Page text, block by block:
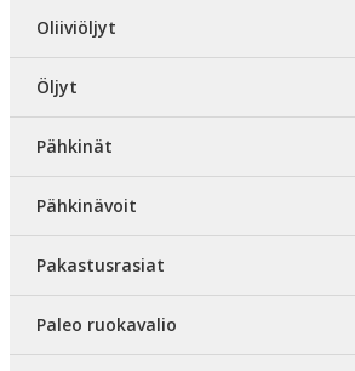
Oliiviöljyt
Öljyt
Pähkinät
Pähkinävoit
Pakastusrasiat
Paleo ruokavalio